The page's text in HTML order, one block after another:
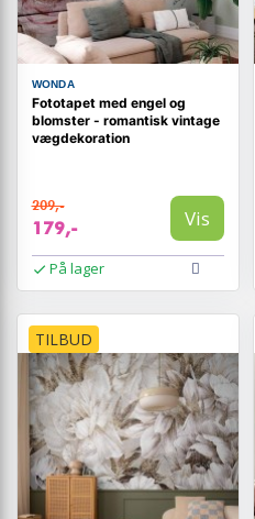
WONDA
Fototapet med engel og
blomster - romantisk vintage
vægdekoration
209,-
179,- Vis
På lager
TILBUD